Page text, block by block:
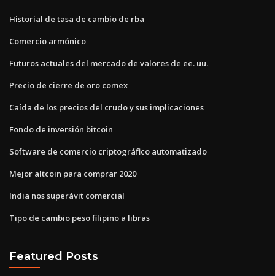
Historial de tasa de cambio de rba
Comercio armónico
Futuros actuales del mercado de valores de ee. uu.
Precio de cierre de oro comex
Caída de los precios del crudo y sus implicaciones
Fondo de inversión bitcoin
Software de comercio criptográfico automatizado
Mejor altcoin para comprar 2020
India nos superávit comercial
Tipo de cambio peso filipino a libras
Featured Posts